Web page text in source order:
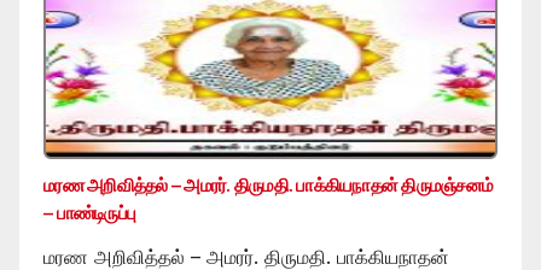
மரண அறிவித்தல் – அமரர். திருமதி. பாக்கியநாதன் திருமஞ்சனம்
– பாண்டிருப்பு
மரண அறிவித்தல் – அமரர். திருமதி. பாக்கியநாதன்